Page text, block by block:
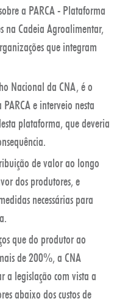
a PARCA - Plataforma
na Cadeia Agroalimentar,
que integram
Nacional da CNA, é o
e interveio nesta
plataforma, que deveria
de valor ao longo
dos produtores, e
necessárias para
que do produtor ao
de 200%, a CNA
a legislação com vista a
abaixo dos custos de